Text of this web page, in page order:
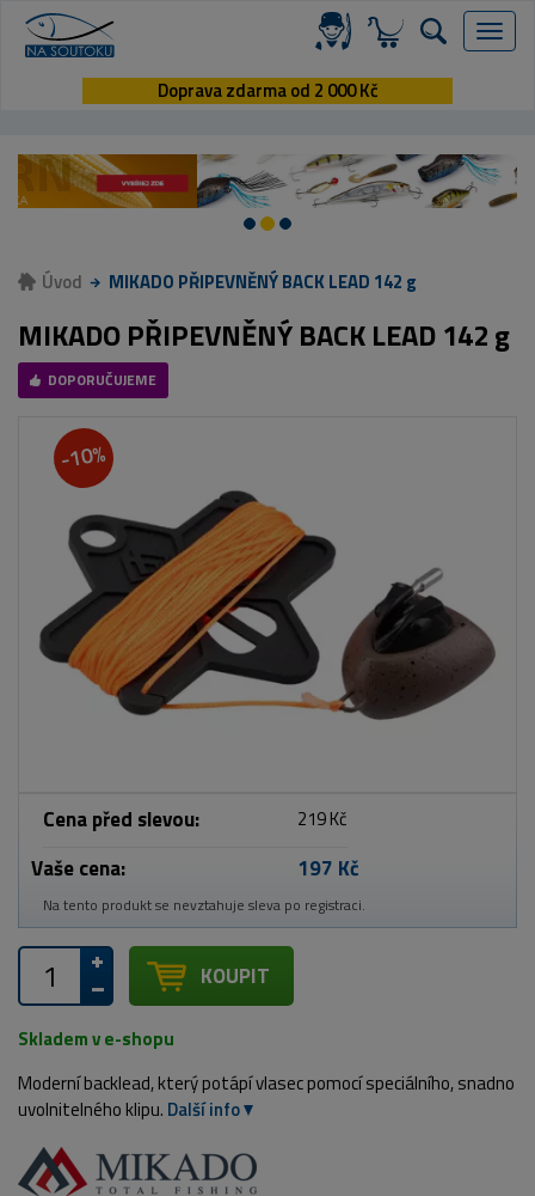
Menu
Doprava zdarma od 2 000 Kč
Úvod MIKADO PŘIPEVNĚNÝ BACK LEAD 142 g
MIKADO PŘIPEVNĚNÝ BACK LEAD 142 g
DOPORUČUJEME
-10%
Cena před slevou: 219 Kč
Vaše cena: 197 Kč
Na tento produkt se nevztahuje sleva po registraci.
KOUPIT
Skladem v e-shopu
Moderní backlead, který potápí vlasec pomocí speciálního, snadno
uvolnitelného klipu. Další info